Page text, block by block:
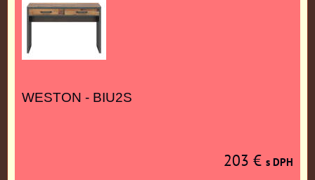
WESTON - BIU2S
203 € s DPH